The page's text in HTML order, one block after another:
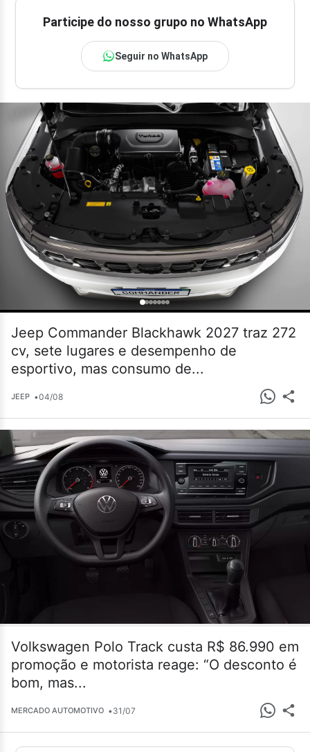
Participe do nosso grupo no WhatsApp
Seguir no WhatsApp
Jeep Commander Blackhawk 2027 traz 272
cv, sete lugares e desempenho de
esportivo, mas consumo de...
JEEP •04/08
Volkswagen Polo Track custa R$ 86.990 em
promoção e motorista reage: “O desconto é
bom, mas...
MERCADO AUTOMOTIVO •31/07